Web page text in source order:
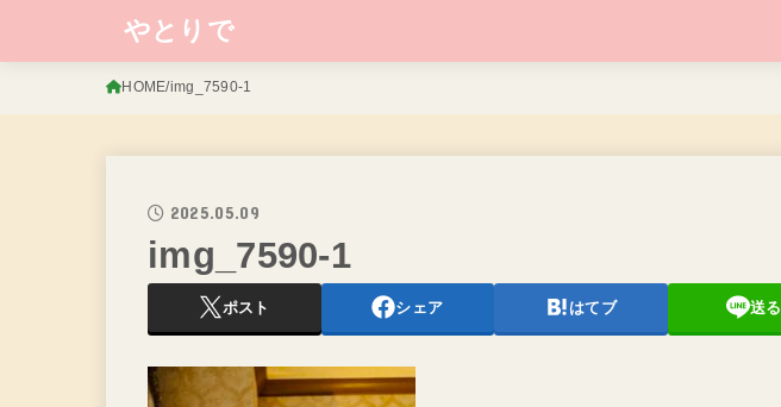
やとりで
HOME img_7590-1
2025.05.09
img_7590-1
ポスト シェア はてブ 送る